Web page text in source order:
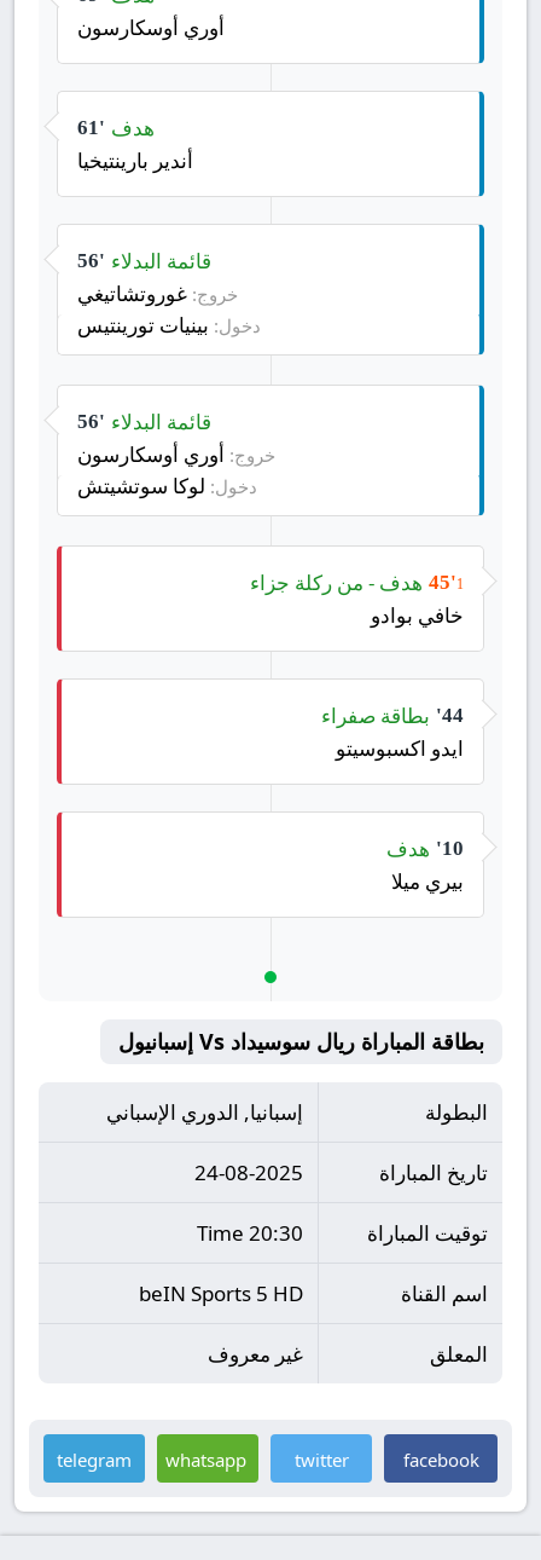
أوري أوسكارسون
61' هدف
أندير بارينتيخيا
56' قائمة البدلاء
خروج: غوروتشاتيغي
دخول: بينيات تورينتيس
56' قائمة البدلاء
خروج: أوري أوسكارسون
دخول: لوكا سوتشيتش
45'1
هدف - من ركلة جزاء
خافي بوادو
44' بطاقة صفراء
ايدو اكسبوسيتو
10'
هدف
بيري ميلا
بطاقة المباراة ريال سوسيداد Vs إسبانيول
البطولة إسبانيا, الدوري الإسباني
تاريخ المباراة 24-08-2025
توقيت المباراة 20:30 Time
اسم القناة beIN Sports 5 HD
المعلق غير معروف
facebook
twitter
whatsapp
telegram